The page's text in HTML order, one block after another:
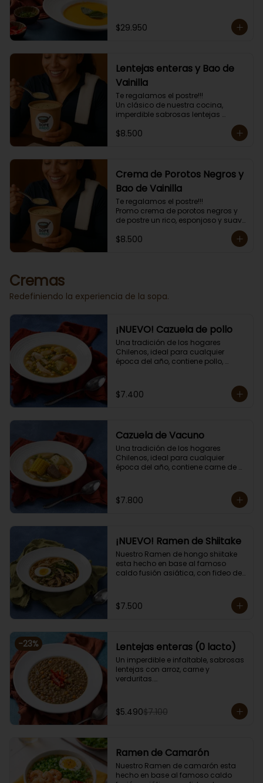
temperatura deseada.
Envase amigable con el ambiente.
$29.950
Lentejas enteras y Bao de
Vainilla
Te regalamos el postre!!!
Un clásico de nuestra cocina,
imperdible sabrosas lentejas
enteritas con carne y arroz mas el
postre un esponjoso Bao de
Porción individual lista para servir
de 400 grs.
$8.500
Crema de Porotos Negros y
Bao de Vainilla
Te regalamos el postre!!!
Promo crema de porotos negros y
de postre un rico, esponjoso y suave
Más topping a elección y mini
$8.500
Cremas
Redefiniendo la experiencia de la sopa.
¡NUEVO! Cazuela de pollo
Una tradición de los hogares
Chilenos, ideal para cualquier
época del año, contiene pollo,
Porción individual lista para servir
de 400 grs. Cero lacto.
$7.400
Cazuela de Vacuno
Una tradición de los hogares
Chilenos, ideal para cualquier
época del año, contiene carne de
Porción individual lista para servir
de 400 grs. Cero lacto.
$7.800
¡NUEVO! Ramen de Shiitake
Nuestro Ramen de hongo shiitake
esta hecho en base al famoso
caldo fusión asiática, con fideo de
choclo y sésamo.
Porción de 750 grs.
$7.500
-23% Lentejas enteras (0 lacto)
Un imperdible e infaltable, sabrosas
lentejas con arroz, carne y
verduritas.
$5.490$7.100
Ramen de Camarón
Nuestro Ramen de camarón esta
hecho en base al famoso caldo